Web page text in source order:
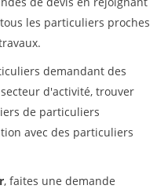
les particuliers proches
demandant des
d'activité, trouver
de particuliers
avec des particuliers
, faites une demande